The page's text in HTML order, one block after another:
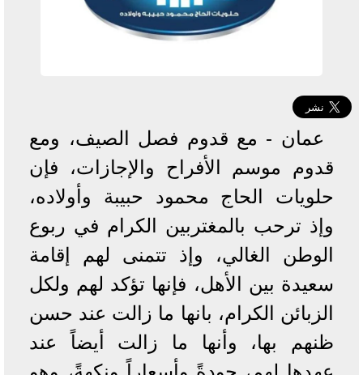
أسعار الحديد والأسمنت اليوم الإثنين 6 - 7 - 2026
عمان - مع قدوم فصل الصيف، ومع
قدوم موسم الأفراح والإجازات، فإن
حلويات الحاج محمود حبيبة وأولاده،
وإذ ترحب بالمغتربين الكرام في ربوع
الوطن الغالي، وإذ تتمنى لهم إقامة
سعيدة بين الأهل، فإنها تؤكد لهم ولكل
الزبائن الكرام، بانها ما زالت عند حسن
ظنهم بها، وأنها ما زالت أيضاً عند